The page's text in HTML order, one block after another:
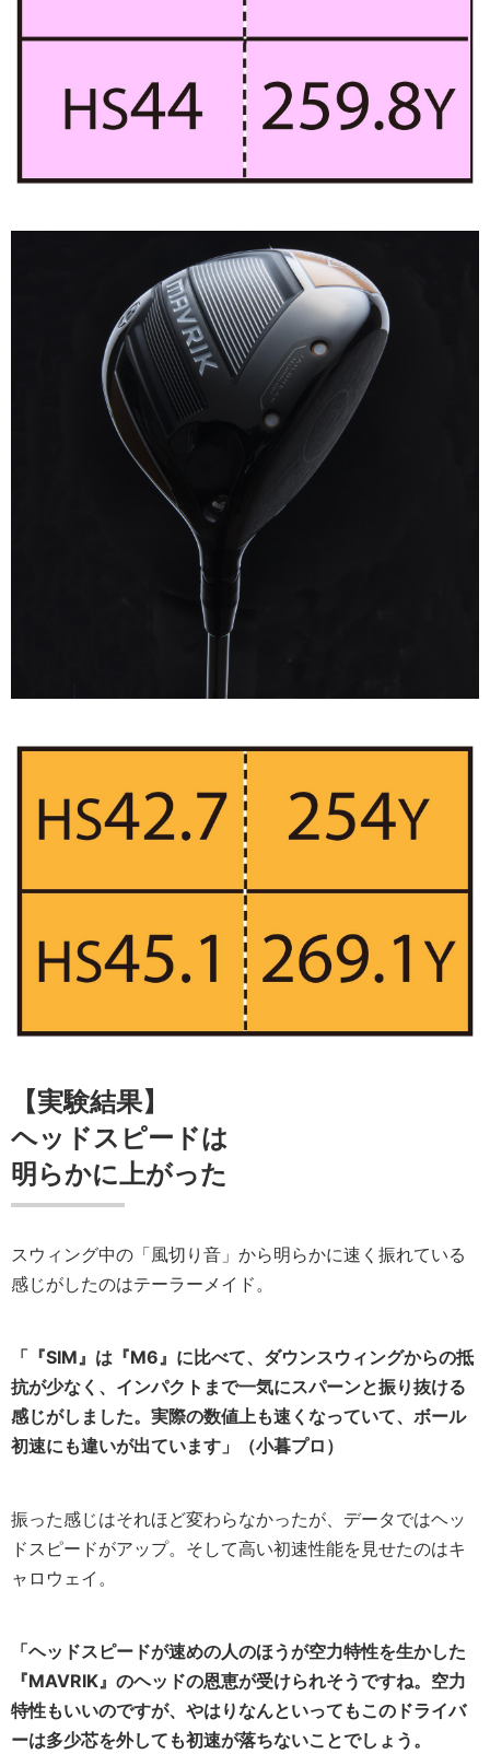
【実験結果】
ヘッドスピードは
明らかに上がった
スウィング中の「風切り音」から明らかに速く振れている
感じがしたのはテーラーメイド。
「『SIM』は『M6』に比べて、ダウンスウィングからの抵
抗が少なく、インパクトまで一気にスパーンと振り抜ける
感じがしました。実際の数値上も速くなっていて、ボール
初速にも違いが出ています」（小暮プロ）
振った感じはそれほど変わらなかったが、データではヘッ
ドスピードがアップ。そして高い初速性能を見せたのはキ
ャロウェイ。
「ヘッドスピードが速めの人のほうが空力特性を生かした
『MAVRIK』のヘッドの恩恵が受けられそうですね。空力
特性もいいのですが、やはりなんといってもこのドライバ
ーは多少芯を外しても初速が落ちないことでしょう。